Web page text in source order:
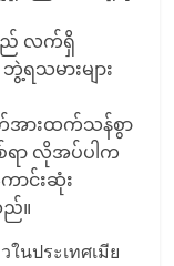
သည် လက်ရှိ
ရသမားများ
အားထက်သန်စွာ
ာ လိုအပ်ပါက
င်းဆုံး
ည်။
ในประเทศเมีย